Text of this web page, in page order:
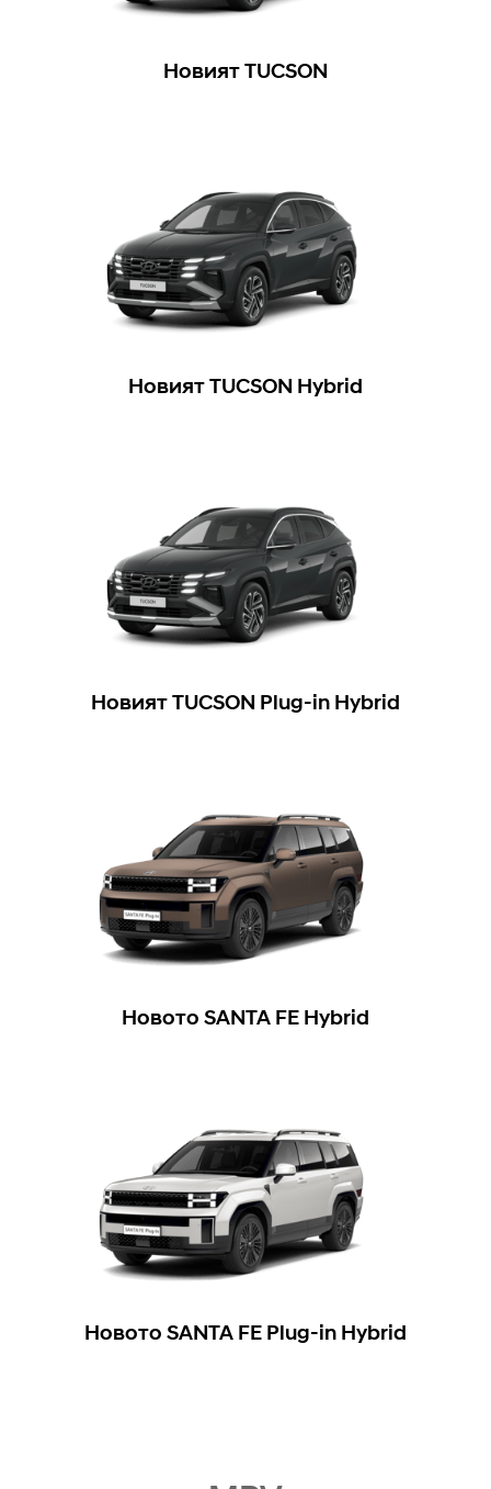
Новият TUCSON
Новият TUCSON Hybrid
Новият TUCSON Plug-in Hybrid
Новото SANTA FE Hybrid
Новото SANTA FE Plug-in Hybrid